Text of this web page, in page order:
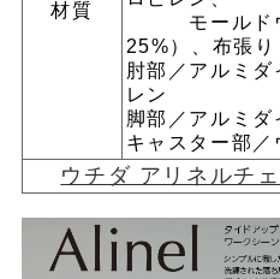
材質
モールドウ
25%）、布張り
肘部／アルミ
レン
脚部／アルミダ
キャスター部
ウチダ アリネルチ